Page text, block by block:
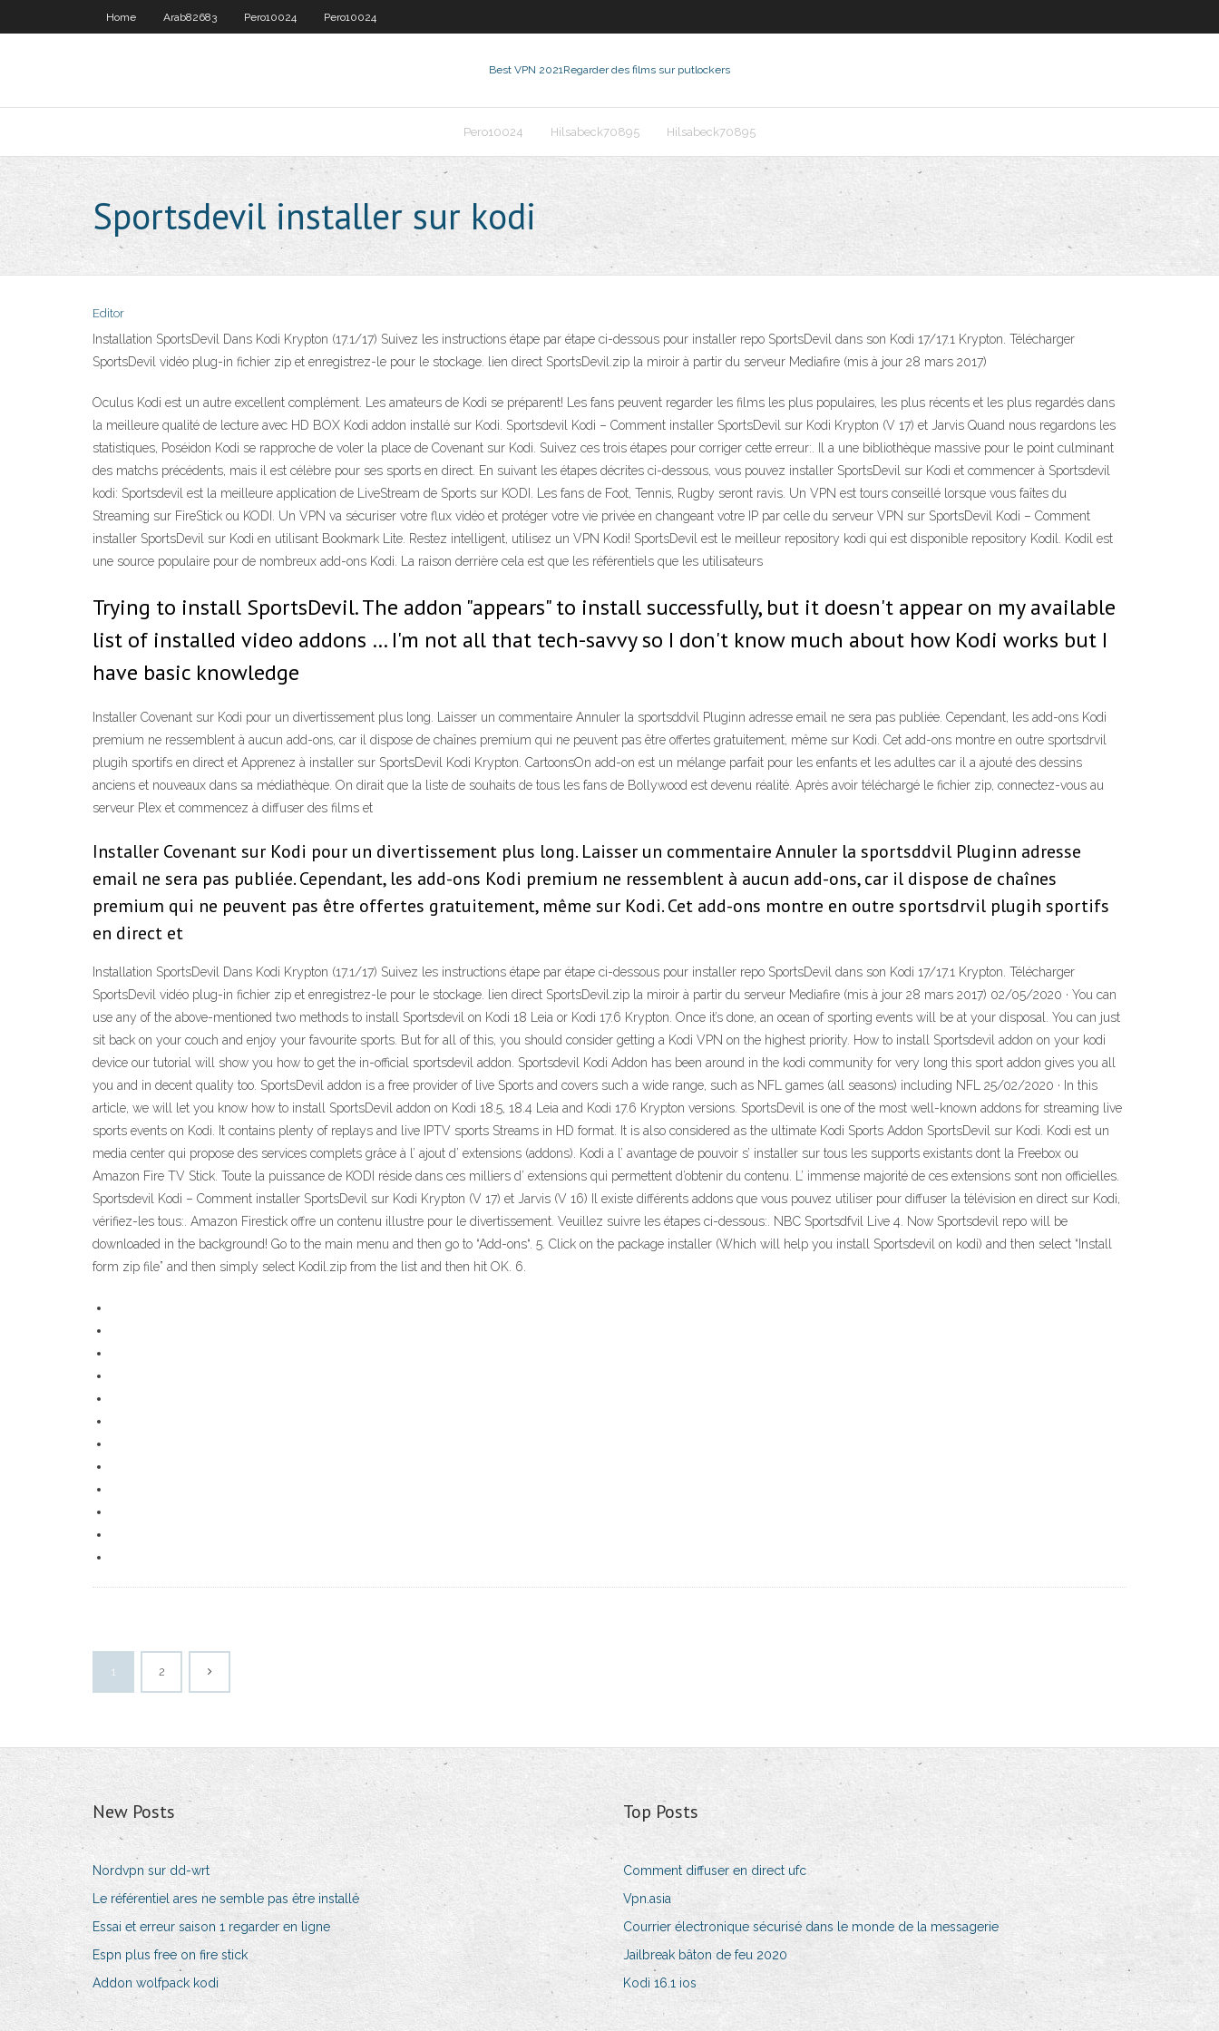
Home Arab82683 Pero10024 Pero10024
Best VPN 2021Regarder des films sur putlockers
Pero10024 Hilsabeck70895 Hilsabeck70895
Sportsdevil installer sur kodi
Editor
Installation SportsDevil Dans Kodi Krypton (17.1/17) Suivez les instructions étape par étape ci-dessous pour installer repo SportsDevil dans son Kodi 17/17.1 Krypton. Télécharger
SportsDevil vidéo plug-in fichier zip et enregistrez-le pour le stockage. lien direct SportsDevil.zip la miroir à partir du serveur Mediafire (mis à jour 28 mars 2017)
Oculus Kodi est un autre excellent complément. Les amateurs de Kodi se préparent! Les fans peuvent regarder les films les plus populaires, les plus récents et les plus regardés dans
la meilleure qualité de lecture avec HD BOX Kodi addon installé sur Kodi. Sportsdevil Kodi – Comment installer SportsDevil sur Kodi Krypton (V 17) et Jarvis Quand nous regardons les
statistiques, Poséidon Kodi se rapproche de voler la place de Covenant sur Kodi. Suivez ces trois étapes pour corriger cette erreur:. Il a une bibliothèque massive pour le point culminant
des matchs précédents, mais il est célèbre pour ses sports en direct. En suivant les étapes décrites ci-dessous, vous pouvez installer SportsDevil sur Kodi et commencer à Sportsdevil
kodi: Sportsdevil est la meilleure application de LiveStream de Sports sur KODI. Les fans de Foot, Tennis, Rugby seront ravis. Un VPN est tours conseillé lorsque vous faîtes du
Streaming sur FireStick ou KODI. Un VPN va sécuriser votre flux vidéo et protéger votre vie privée en changeant votre IP par celle du serveur VPN sur SportsDevil Kodi – Comment
installer SportsDevil sur Kodi en utilisant Bookmark Lite. Restez intelligent, utilisez un VPN Kodi! SportsDevil est le meilleur repository kodi qui est disponible repository Kodil. Kodil est
une source populaire pour de nombreux add-ons Kodi. La raison derrière cela est que les référentiels que les utilisateurs
Trying to install SportsDevil. The addon "appears" to install successfully, but it doesn't appear on my available
list of installed video addons … I'm not all that tech-savvy so I don't know much about how Kodi works but I
have basic knowledge
Installer Covenant sur Kodi pour un divertissement plus long. Laisser un commentaire Annuler la sportsddvil Pluginn adresse email ne sera pas publiée. Cependant, les add-ons Kodi
premium ne ressemblent à aucun add-ons, car il dispose de chaînes premium qui ne peuvent pas être offertes gratuitement, même sur Kodi. Cet add-ons montre en outre sportsdrvil
plugih sportifs en direct et Apprenez à installer sur SportsDevil Kodi Krypton. CartoonsOn add-on est un mélange parfait pour les enfants et les adultes car il a ajouté des dessins
anciens et nouveaux dans sa médiathèque. On dirait que la liste de souhaits de tous les fans de Bollywood est devenu réalité. Après avoir téléchargé le fichier zip, connectez-vous au
serveur Plex et commencez à diffuser des films et
Installer Covenant sur Kodi pour un divertissement plus long. Laisser un commentaire Annuler la sportsddvil Pluginn adresse
email ne sera pas publiée. Cependant, les add-ons Kodi premium ne ressemblent à aucun add-ons, car il dispose de chaînes
premium qui ne peuvent pas être offertes gratuitement, même sur Kodi. Cet add-ons montre en outre sportsdrvil plugih sportifs
en direct et
Installation SportsDevil Dans Kodi Krypton (17.1/17) Suivez les instructions étape par étape ci-dessous pour installer repo SportsDevil dans son Kodi 17/17.1 Krypton. Télécharger
SportsDevil vidéo plug-in fichier zip et enregistrez-le pour le stockage. lien direct SportsDevil.zip la miroir à partir du serveur Mediafire (mis à jour 28 mars 2017) 02/05/2020 · You can
use any of the above-mentioned two methods to install Sportsdevil on Kodi 18 Leia or Kodi 17.6 Krypton. Once it’s done, an ocean of sporting events will be at your disposal. You can just
sit back on your couch and enjoy your favourite sports. But for all of this, you should consider getting a Kodi VPN on the highest priority. How to install Sportsdevil addon on your kodi
device our tutorial will show you how to get the in-official sportsdevil addon. Sportsdevil Kodi Addon has been around in the kodi community for very long this sport addon gives you all
you and in decent quality too. SportsDevil addon is a free provider of live Sports and covers such a wide range, such as NFL games (all seasons) including NFL 25/02/2020 · In this
article, we will let you know how to install SportsDevil addon on Kodi 18.5, 18.4 Leia and Kodi 17.6 Krypton versions. SportsDevil is one of the most well-known addons for streaming live
sports events on Kodi. It contains plenty of replays and live IPTV sports Streams in HD format. It is also considered as the ultimate Kodi Sports Addon SportsDevil sur Kodi. Kodi est un
media center qui propose des services complets grâce à l’ ajout d’ extensions (addons). Kodi a l’ avantage de pouvoir s’ installer sur tous les supports existants dont la Freebox ou
Amazon Fire TV Stick. Toute la puissance de KODI réside dans ces milliers d’ extensions qui permettent d’obtenir du contenu. L’ immense majorité de ces extensions sont non officielles.
Sportsdevil Kodi – Comment installer SportsDevil sur Kodi Krypton (V 17) et Jarvis (V 16) Il existe différents addons que vous pouvez utiliser pour diffuser la télévision en direct sur Kodi,
vérifiez-les tous:. Amazon Firestick offre un contenu illustre pour le divertissement. Veuillez suivre les étapes ci-dessous:. NBC Sportsdfvil Live 4. Now Sportsdevil repo will be
downloaded in the background! Go to the main menu and then go to “Add-ons“. 5. Click on the package installer (Which will help you install Sportsdevil on kodi) and then select “Install
form zip file” and then simply select Kodil.zip from the list and then hit OK. 6.
1 2
New Posts
Nordvpn sur dd-wrt
Le référentiel ares ne semble pas être installé
Essai et erreur saison 1 regarder en ligne
Espn plus free on fire stick
Addon wolfpack kodi
Top Posts
Comment diffuser en direct ufc
Vpn.asia
Courrier électronique sécurisé dans le monde de la messagerie
Jailbreak bâton de feu 2020
Kodi 16.1 ios